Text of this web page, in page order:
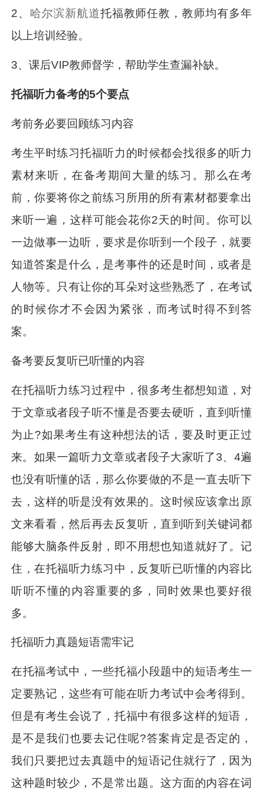
2、 哈尔滨新航道托福教师任教，教师均有多年
以上培训经验。
3、课后VIP教师督学，帮助学生查漏补缺。
托福听力备考的5个要点
考前务必要回顾练习内容
考生平时练习托福听力的时候都会找很多的听力
素材来听，在备考期间大量的练习。那么在考
前，你要将你之前练习所用的所有素材都要拿出
来听一遍，这样可能会花你2天的时间。你可以
一边做事一边听，要求是你听到一个段子，就要
知道答案是什么，是考事件的还是时间，或者是
人物等。只有让你的耳朵对这些熟悉了，在考试
的时候你才不会因为紧张，而考试时得不到答
案。
备考要反复听已听懂的内容
在托福听力练习过程中，很多考生都想知道，对
于文章或者段子听不懂是否要去硬听，直到听懂
为止?如果考生有这种想法的话，要及时更正过
来。如果一篇听力文章或者段子大家听了3、4遍
也没有听懂的话，那么你要做的不是一直去听下
去，这样的听是没有效果的。这时候应该拿出原
文来看看，然后再去反复听，直到听到关键词都
能够大脑条件反射，即不用想也知道就好了。记
住，在托福听力练习中，反复听已听懂的内容比
听听不懂的内容重要的多，同时效果也要好很
多。
托福听力真题短语需牢记
在托福考试中，一些托福小段题中的短语考生一
定要熟记，这些有可能在听力考试中会考得到。
但是有考生会说了，托福中有很多这样的短语，
是不是我们也要去记住呢?答案肯定是否定的，
我们只要把过去真题中的短语记住就行了，因为
这种题时较少，不是常出题。这方面的内容在词